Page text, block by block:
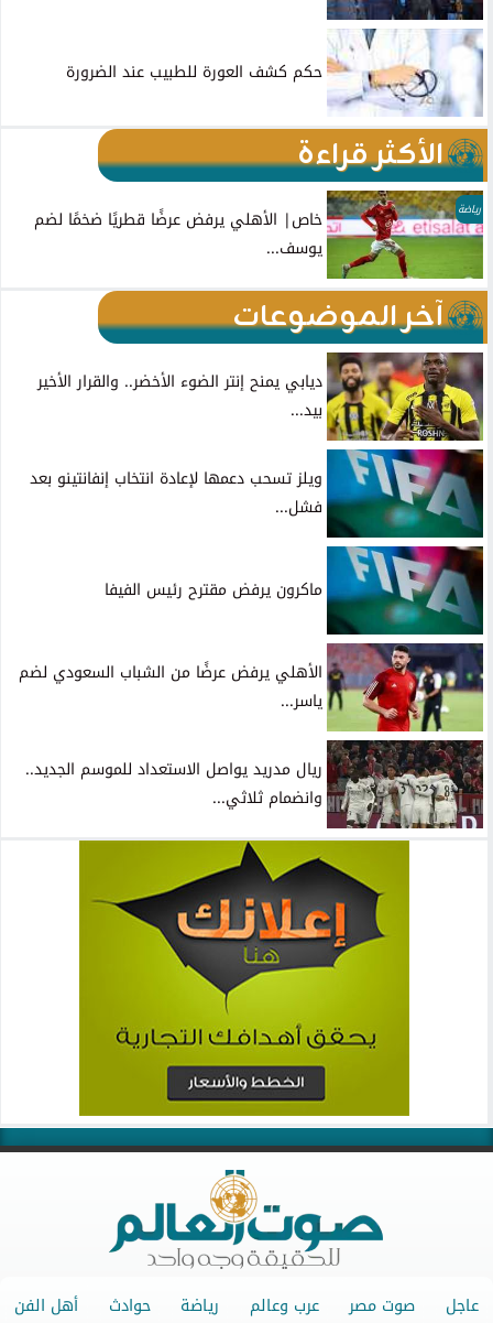
حكم كشف العورة للطبيب عند الضرورة
الأكثر قراءة
رياضة
خاص| الأهلي يرفض عرضًا قطريًا ضخمًا لضم
يوسف...
آخر الموضوعات
ديابي يمنح إنتر الضوء الأخضر.. والقرار الأخير
بيد...
ويلز تسحب دعمها لإعادة انتخاب إنفانتينو بعد
فشل...
ماكرون يرفض مقترح رئيس الفيفا
الأهلي يرفض عرضًا من الشباب السعودي لضم
ياسر...
ريال مدريد يواصل الاستعداد للموسم الجديد..
وانضمام ثلاثي...
عاجل صوت مصر عرب وعالم رياضة حوادث أهل الفن